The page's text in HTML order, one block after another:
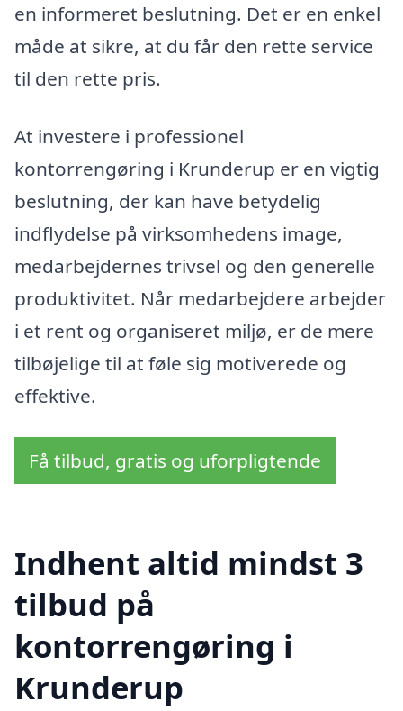
en informeret beslutning. Det er en enkel
måde at sikre, at du får den rette service
til den rette pris.
At investere i professionel
kontorrengøring i Krunderup er en vigtig
beslutning, der kan have betydelig
indflydelse på virksomhedens image,
medarbejdernes trivsel og den generelle
produktivitet. Når medarbejdere arbejder
i et rent og organiseret miljø, er de mere
tilbøjelige til at føle sig motiverede og
effektive.
Få tilbud, gratis og uforpligtende
Indhent altid mindst 3
tilbud på
kontorrengøring i
Krunderup